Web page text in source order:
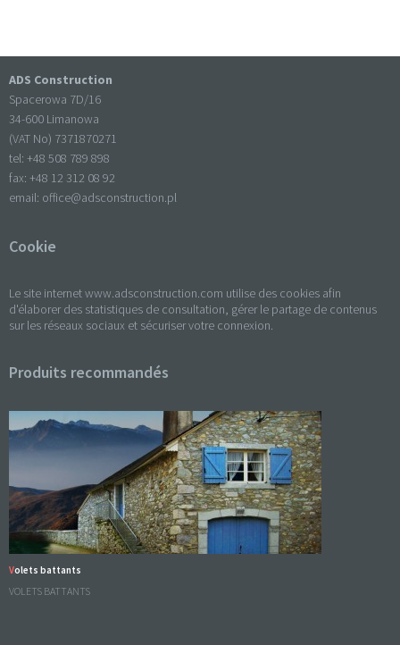
ADS Construction
Spacerowa 7D/16
34-600 Limanowa
(VAT No) 7371870271
tel: +48 508 789 898
fax: +48 12 312 08 92
email: office@adsconstruction.pl
Cookie
Le site internet www.adsconstruction.com utilise des cookies afin
d'élaborer des statistiques de consultation, gérer le partage de contenus
sur les réseaux sociaux et sécuriser votre connexion.
Produits recommandés
Volets battants
VOLETS BATTANTS